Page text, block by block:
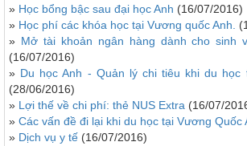
» Học bổng bậc sau đại học Anh (16/07/2016)
» Học phí các khóa học tại Vương quốc Anh.
» Mở tài khoản ngân hàng dành cho sinh
(16/07/2016)
» Du học Anh - Quản lý chi tiêu khi du học
(28/06/2016)
» Lợi thế về chi phí: thẻ NUS Extra (16/07/
» Các vấn đề đi lại khi du học tại Vương Quốc
» Dịch vụ y tế (16/07/2016)